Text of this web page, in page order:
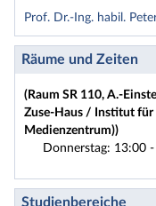
Prof. Dr.-Ing. habil.
Räume und Zeiten
(Raum SR 110, A.-
Zuse-Haus / Institut für
Medienzentrum))
Donnerstag: 13:00
Studienbereiche